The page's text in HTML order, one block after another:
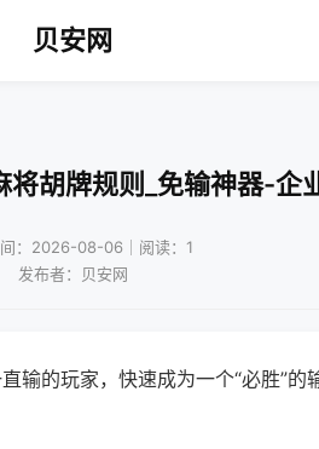
贝安网
将胡牌规则_免输神器-企
：2026-08-06｜阅读：1
发布者：贝安网
输的玩家，快速成为一个“必胜”的